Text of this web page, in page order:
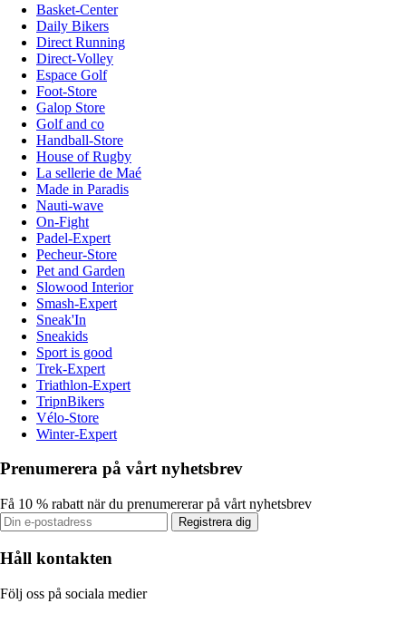
Basket-Center
Daily Bikers
Direct Running
Direct-Volley
Espace Golf
Foot-Store
Galop Store
Golf and co
Handball-Store
House of Rugby
La sellerie de Maé
Made in Paradis
Nauti-wave
On-Fight
Padel-Expert
Pecheur-Store
Pet and Garden
Slowood Interior
Smash-Expert
Sneak'In
Sneakids
Sport is good
Trek-Expert
Triathlon-Expert
TripnBikers
Vélo-Store
Winter-Expert
Prenumerera på vårt nyhetsbrev
Få 10 % rabatt när du prenumererar på vårt nyhetsbrev
Registrera dig
Håll kontakten
Följ oss på sociala medier